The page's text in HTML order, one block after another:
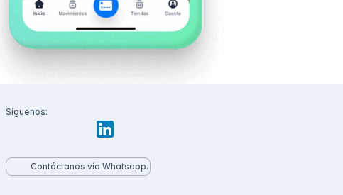
Síguenos:
Contáctanos vía Whatsapp.